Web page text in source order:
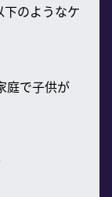
のようなケ
庭で子供が